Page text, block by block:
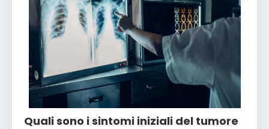
Quali sono i sintomi iniziali del tumore